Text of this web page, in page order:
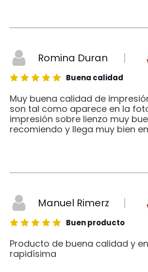
Romina Duran
Buena calidad
Muy buena calidad de
son tal como aparece en la
impresión sobre lienzo muy
recomiendo y llega muy bien
Manuel Rimerz
Buen producto
Producto de buena calidad y
rapidísima